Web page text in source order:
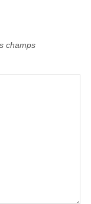
champs